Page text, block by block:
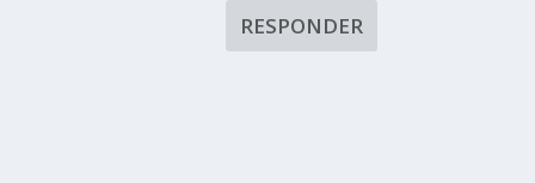
RESPONDER